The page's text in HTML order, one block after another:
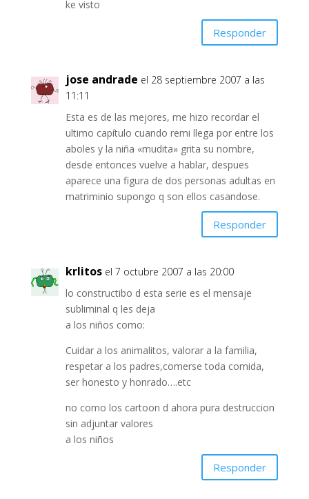
ke visto
Responder
jose andrade el 28 septiembre 2007 a las
11:11
Esta es de las mejores, me hizo recordar el
ultimo capítulo cuando remi llega por entre los
aboles y la niña «mudita» grita su nombre,
desde entonces vuelve a hablar, despues
aparece una figura de dos personas adultas en
matriminio supongo q son ellos casandose.
Responder
krlitos el 7 octubre 2007 a las 20:00
lo constructibo d esta serie es el mensaje
subliminal q les deja
a los niños como:
Cuidar a los animalitos, valorar a la familia,
respetar a los padres,comerse toda comida,
ser honesto y honrado….etc
no como los cartoon d ahora pura destruccion
sin adjuntar valores
a los niños
Responder